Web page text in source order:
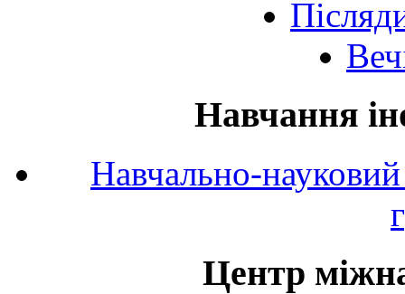
Навчання
Навчально-
Центр